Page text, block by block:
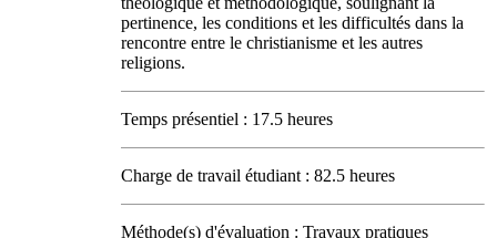
pertinence, les conditions et les difficultés dans la
rencontre entre le christianisme et les autres
religions.
Temps présentiel : 17.5 heures
Charge de travail étudiant : 82.5 heures
Méthode(s) d'évaluation : Travaux pratiques